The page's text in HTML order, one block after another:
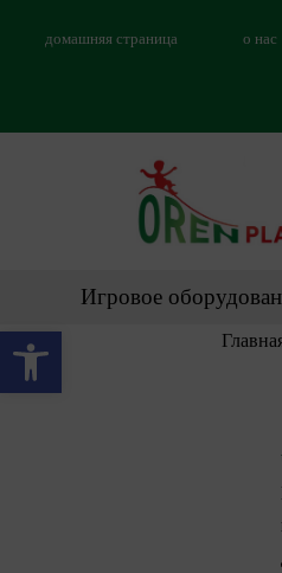
Открыть панель инструментов
домашняя страница о нас
Игровое